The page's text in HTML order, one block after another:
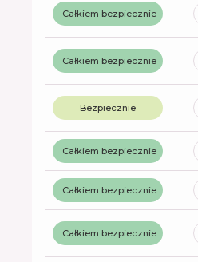
Całkiem bezpiecznie
Całkiem bezpiecznie
Bezpiecznie
Całkiem bezpiecznie
Całkiem bezpiecznie
Całkiem bezpiecznie